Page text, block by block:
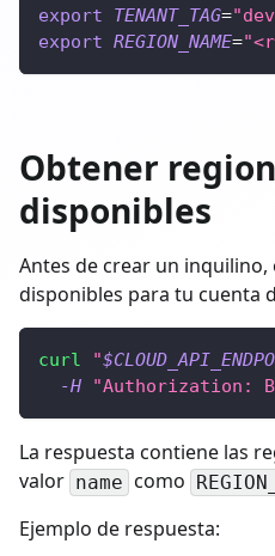
export
TENANT_TAG=
export REGION_NAME=
Obtener
disponibles
Antes de crear un
disponibles para tu cuenta
curl "
-H
"Authorization:
La respuesta contiene las
valor name como
Ejemplo de respuesta: